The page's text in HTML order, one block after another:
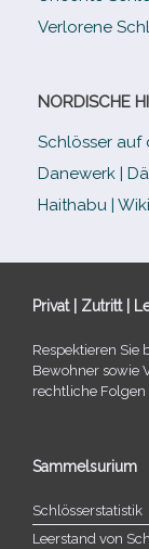
Verlorene
NORDISCHE
Schlösser auf
Danewerk |
Haithabu |
Privat | Zutritt |
Respektieren Sie
Bewohner sowie
recht­li­che Folgen
Sammelsurium
Schlösserstatistik
Leerstand von